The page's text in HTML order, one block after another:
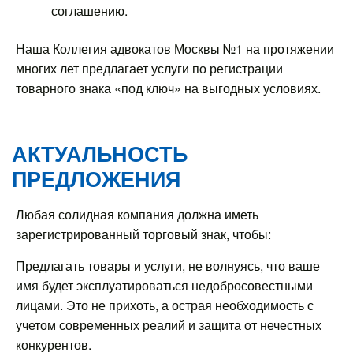
соглашению.
Наша Коллегия адвокатов Москвы №1 на протяжении
многих лет предлагает услуги по регистрации
товарного знака «под ключ» на выгодных условиях.
АКТУАЛЬНОСТЬ
ПРЕДЛОЖЕНИЯ
Любая солидная компания должна иметь
зарегистрированный торговый знак, чтобы:
Предлагать товары и услуги, не волнуясь, что ваше
имя будет эксплуатироваться недобросовестными
лицами. Это не прихоть, а острая необходимость с
учетом современных реалий и защита от нечестных
конкурентов.